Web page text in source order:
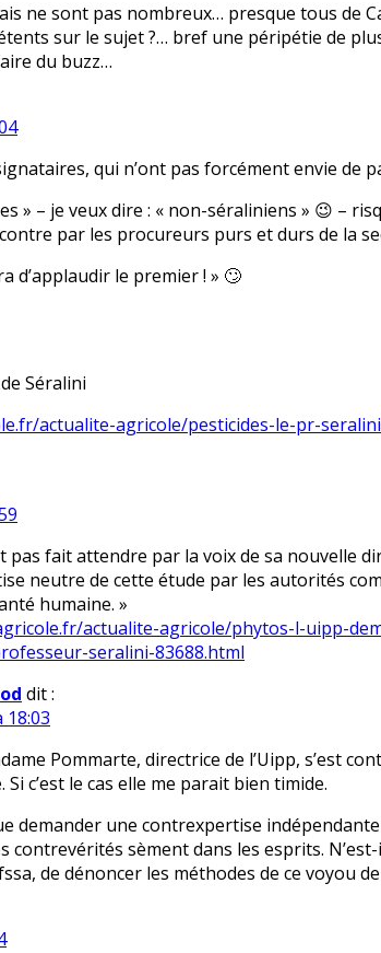
ne sont pas nombreux… presque tous de
sur le sujet ?… bref une péripétie de
du buzz…
qui n’ont pas forcément envie de
» – je veux dire : « non-séraliniens » 😉 –
par les procureurs purs et durs de la
d’applaudir le premier ! » 🙄
Séralini
actualite-agricole/pesticides-le-pr-
pas fait attendre par la voix de sa nouvelle
neutre de cette étude par les autorités
humaine. »
actualite-agricole/phytos-l-uipp-
seralini-83688.html
dit :
18:03
Pommarte, directrice de l’Uipp, s’est
Si c’est le cas elle me parait bien timide.
demander une contrexpertise
contrevérités sèment dans les esprits.
de dénoncer les méthodes de ce voyou